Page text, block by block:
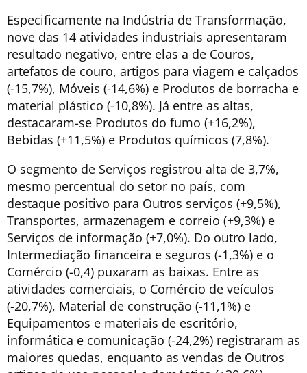
Especificamente na Indústria de Transformação,
nove das 14 atividades industriais apresentaram
resultado negativo, entre elas a de Couros,
artefatos de couro, artigos para viagem e calçados
(-15,7%), Móveis (-14,6%) e Produtos de borracha e
material plástico (-10,8%). Já entre as altas,
destacaram-se Produtos do fumo (+16,2%),
Bebidas (+11,5%) e Produtos químicos (7,8%).
O segmento de Serviços registrou alta de 3,7%,
mesmo percentual do setor no país, com
destaque positivo para Outros serviços (+9,5%),
Transportes, armazenagem e correio (+9,3%) e
Serviços de informação (+7,0%). Do outro lado,
Intermediação financeira e seguros (-1,3%) e o
Comércio (-0,4) puxaram as baixas. Entre as
atividades comerciais, o Comércio de veículos
(-20,7%), Material de construção (-11,1%) e
Equipamentos e materiais de escritório,
informática e comunicação (-24,2%) registraram as
maiores quedas, enquanto as vendas de Outros